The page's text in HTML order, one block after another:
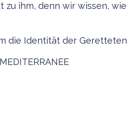
zu ihm, denn wir wissen,
die Identität der Geretteten